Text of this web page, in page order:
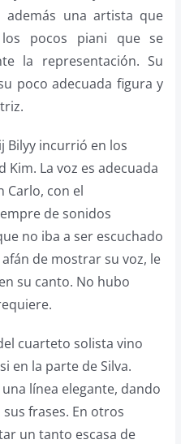
además una artista que
pocos piani que se
la representación. Su
poco adecuada figura y
Bilyy incurrió en los
La voz es adecuada
Carlo, con el
de sonidos
no iba a ser escuchado
de mostrar su voz, le
su canto. No hubo
cuarteto solista vino
en la parte de Silva.
línea elegante, dando
frases. En otros
un tanto escasa de